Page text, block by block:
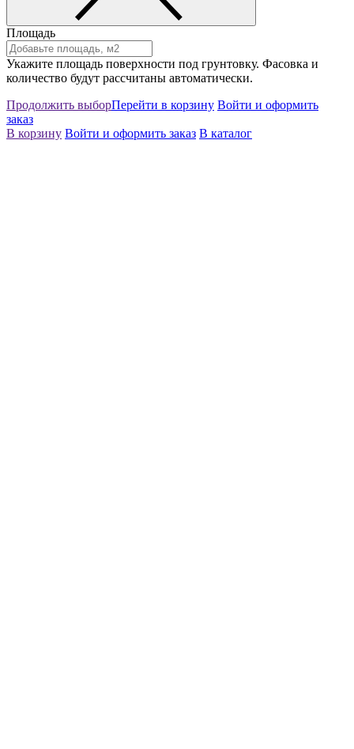
Площадь
Укажите площадь поверхности под грунтовку. Фасовка и
количество будут рассчитаны автоматически.
Продолжить выборПерейти в корзину Войти и оформить
заказ
В корзину Войти и оформить заказ В каталог